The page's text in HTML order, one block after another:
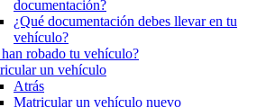
documentación?
¿Qué documentación debes llevar en tu
vehículo?
han robado tu vehículo?
un vehículo
Atrás
Matricular un vehículo nuevo